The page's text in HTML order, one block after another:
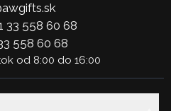
33 558 60 68
558 60 68
od 8:00 do 16:00